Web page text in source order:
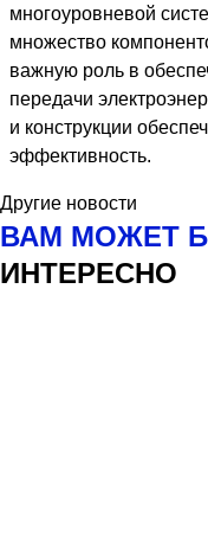
многоуровневой
множество
важную роль в
передачи
и конструкции
эффективность.
Другие новости
ВАМ МОЖЕТ
ИНТЕРЕСНО